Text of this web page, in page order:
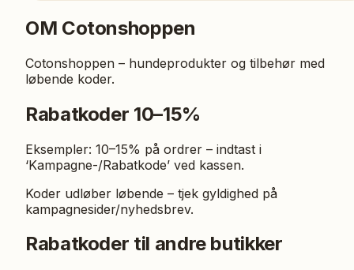
OM Cotonshoppen
Cotonshoppen – hundeprodukter og tilbehør med
løbende koder.
Rabatkoder 10–15%
Eksempler: 10–15% på ordrer – indtast i
‘Kampagne-/Rabatkode’ ved kassen.
Koder udløber løbende – tjek gyldighed på
kampagnesider/nyhedsbrev.
Rabatkoder til andre butikker